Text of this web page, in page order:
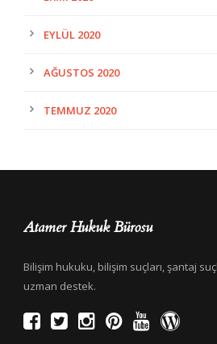
EYLÜL 2020
AĞUSTOS 2020
TEMMUZ 2020
Atamer Hukuk Bürosu
Bilişim hukuku, bilişim suçları, şantaj
uzman destek.